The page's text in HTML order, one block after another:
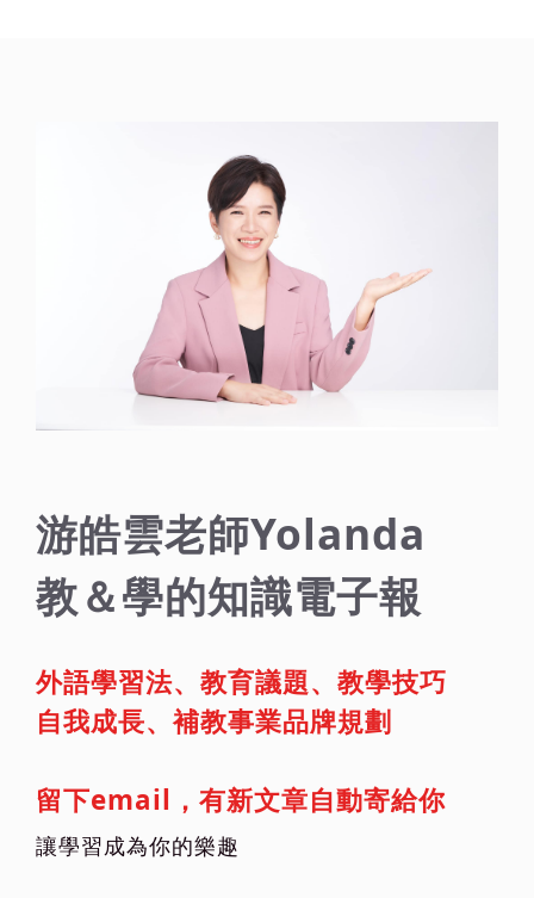
游皓雲老師Yolanda
教＆學的知識電子報
外語學習法、教育議題、教學技巧
自我成長、補教事業品牌規劃
留下email，有新文章自動寄給你
讓學習成為你的樂趣